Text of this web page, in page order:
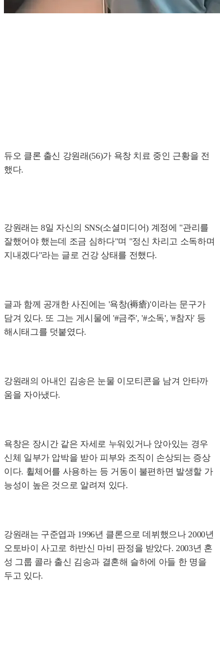
듀오 클론 출신 강원래(56)가 욕창 치료 중인 근황을 전
했다.
강원래는 8일 자신의 SNS(소셜미디어) 계정에 "관리를
잘했어야 했는데 조금 심하다"며 "정신 차리고 소독하며
지내겠다"라는 글로 건강 상태를 전했다.
글과 함께 공개한 사진에는 '욕창(褥瘡)'이라는 문구가
담겨 있다. 또 그는 게시물에 '#금주', '#소독', '#참자' 등
해시태그를 덧붙였다.
강원래의 아내인 김송은 눈물 이모티콘을 남겨 안타까
움을 자아냈다.
욕창은 장시간 같은 자세로 누워있거나 앉아있는 경우
신체 일부가 압박을 받아 피부와 조직이 손상되는 증상
이다. 휠체어를 사용하는 등 거동이 불편하면 발생할 가
능성이 높은 것으로 알려져 있다.
강원래는 구준엽과 1996년 클론으로 데뷔했으나 2000년
오토바이 사고로 하반신 마비 판정을 받았다. 2003년 혼
성 그룹 콜라 출신 김송과 결혼해 슬하에 아들 한 명을
두고 있다.